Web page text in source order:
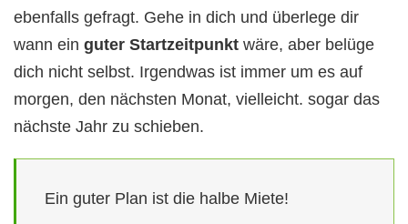
ebenfalls gefragt. Gehe in dich und überlege dir
wann ein guter Startzeitpunktwäre, aber belüge
dich nicht selbst. Irgendwas ist immer um es auf
morgen, den nächsten Monat, vielleicht. sogar das
nächste Jahr zu schieben.
Ein guter Plan ist die halbe Miete!